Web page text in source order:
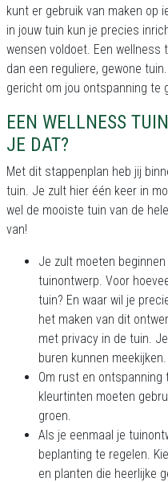
kunt er gebruik van maken op
in jouw tuin kun je precies
wensen voldoet. Een
dan een reguliere, gewone
gericht om jou ontspanning te
EEN WELLNESS
JE DAT?
Met dit stappenplan heb jij
tuin. Je zult hier één keer in
wel de mooiste tuin van de
van!
Je zult moeten
tuinontwerp. Voor
tuin? En waar wil je
het maken van dit
met privacy in de tuin.
buren kunnen meekijken.
Om rust en
kleurtinten moeten
groen.
Als je eenmaal je
beplanting te regelen.
en planten die heerlijke